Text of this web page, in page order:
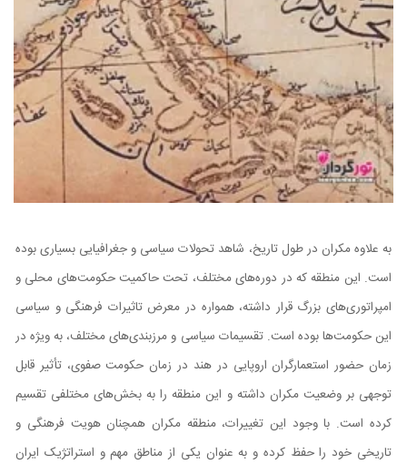
به علاوه مکران در طول تاریخ، شاهد تحولات سیاسی و جغرافیایی بسیاری بوده
است. این منطقه که در دوره‌های مختلف، تحت حاکمیت حکومت‌های محلی و
امپراتوری‌های بزرگ قرار داشته، همواره در معرض تاثیرات فرهنگی و سیاسی
این حکومت‌ها بوده است. تقسیمات سیاسی و مرزبندی‌های مختلف، به ویژه در
زمان حضور استعمارگران اروپایی در هند در زمان حکومت صفوی، تأثیر قابل
توجهی بر وضعیت مکران داشته و این منطقه را به بخش‌های مختلفی تقسیم
کرده است. با وجود این تغییرات، منطقه مکران همچنان هویت فرهنگی و
تاریخی خود را حفظ کرده و به عنوان یکی از مناطق مهم و استراتژیک ایران